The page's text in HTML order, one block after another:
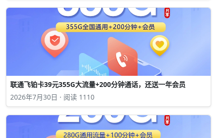
联通飞铂卡39元355G大流量+200分钟通话，还送一年会员
2026年7月30日 · 阅读 1110